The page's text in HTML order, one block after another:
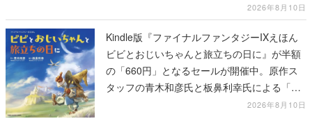
2026年8月10日
Kindle版『ファイナルファンタジーIXえほん
ビビとおじいちゃんと旅立ちの日に』が半額
の「660円」となるセールが開催中。原作ス
タッフの青木和彦氏と板鼻利幸氏による「ビ
2026年8月10日